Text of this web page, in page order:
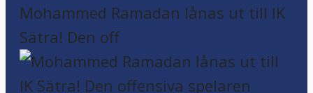
Mohammed Ramadan lånas ut till IK
Sätra! Den off